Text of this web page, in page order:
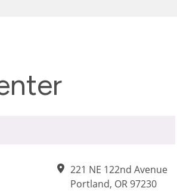
221 NE 122nd Avenue
Portland, OR 97230